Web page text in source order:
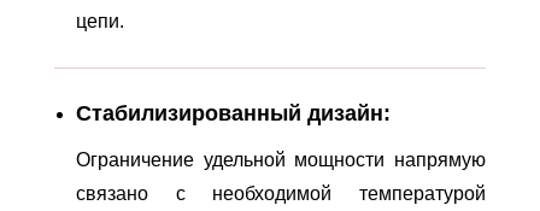
цепи.
Стабилизированный дизайн:
Ограничение удельной мощности напрямую
связано с необходимой температурой